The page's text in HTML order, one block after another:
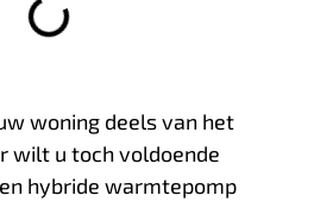
woning deels van het
wilt u toch voldoende
hybride warmtepomp